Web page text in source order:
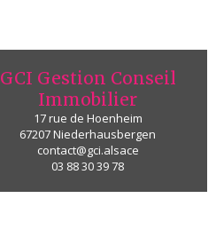
GCI Gestion Conseil
Immobilier
17 rue de Hoenheim
67207Niederhausbergen
contact@gci.alsace
03 88 30 39 78